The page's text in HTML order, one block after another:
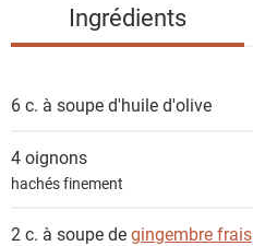
i
n
s
Ingrédients
6 c. à souped'huile d'olive
4oignons
hachés finement
2 c. à soupe degingembre frais